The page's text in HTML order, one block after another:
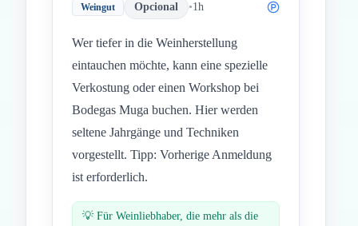
Weingut Opcional •1h
Wer tiefer in die Weinherstellung
eintauchen möchte, kann eine spezielle
Verkostung oder einen Workshop bei
Bodegas Muga buchen. Hier werden
seltene Jahrgänge und Techniken
vorgestellt. Tipp: Vorherige Anmeldung
ist erforderlich.
💡 Für Weinliebhaber, die mehr als die